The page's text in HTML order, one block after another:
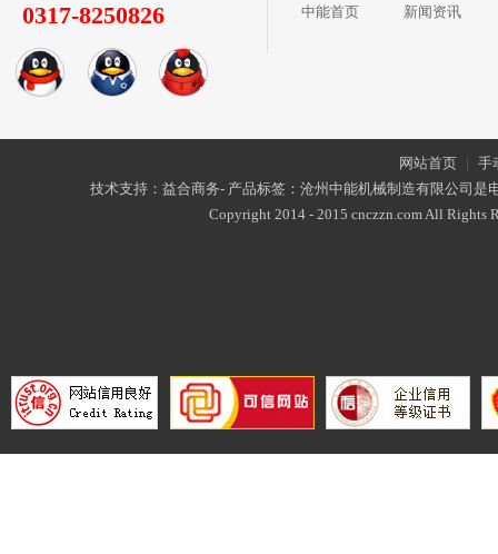
0317-8250826 中能首页 新闻资讯
网站首页 | 手
技术支持：益合商务- 产品标签：沧州中能机械制造有限公司是
Copyright 2014 - 2015 cnczzn.com All Rights